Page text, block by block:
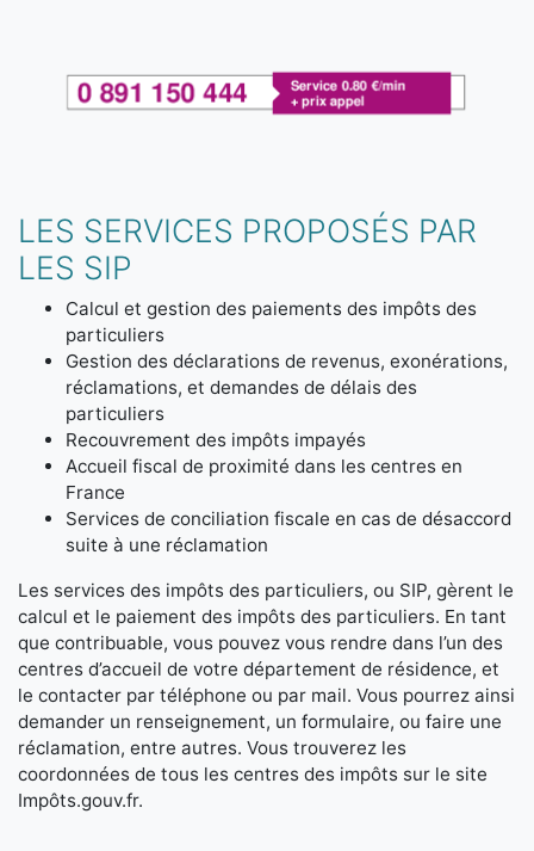
LES SERVICES PROPOSÉS PAR
LES SIP
Calcul et gestion des paiements des impôts des
particuliers
Gestion des déclarations de revenus, exonérations,
réclamations, et demandes de délais des
particuliers
Recouvrement des impôts impayés
Accueil fiscal de proximité dans les centres en
France
Services de conciliation fiscale en cas de désaccord
suite à une réclamation
Les services des impôts des particuliers, ou SIP, gèrent le
calcul et le paiement des impôts des particuliers. En tant
que contribuable, vous pouvez vous rendre dans l’un des
centres d’accueil de votre département de résidence, et
le contacter par téléphone ou par mail. Vous pourrez ainsi
demander un renseignement, un formulaire, ou faire une
réclamation, entre autres. Vous trouverez les
coordonnées de tous les centres des impôts sur le site
Impôts.gouv.fr.